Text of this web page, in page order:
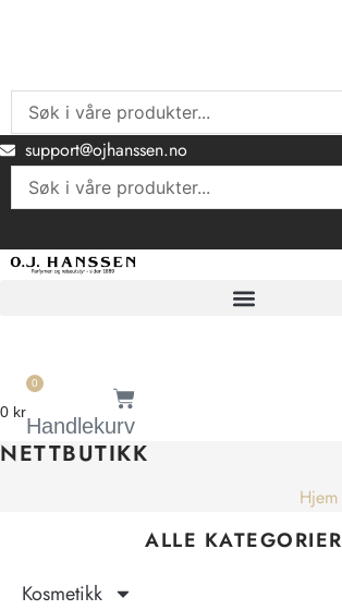
innholdet
Search
...
support@ojhanssen.no
Search
...
0 kr
0
Handlekurv
NETTBUTIKK
Hjem
ALLE KATEGORIER
Kosmetikk